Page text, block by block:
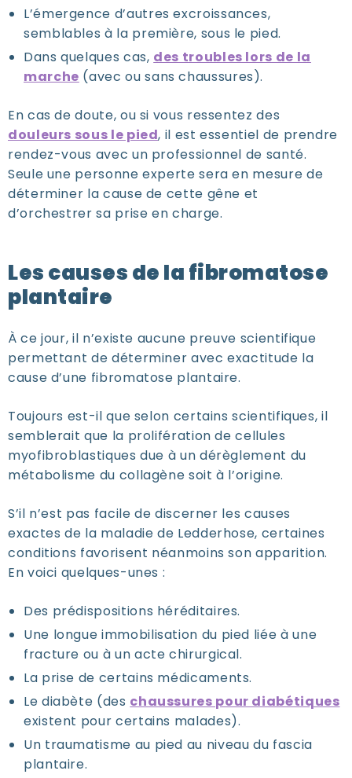
L’émergence d’autres excroissances,
semblables à la première, sous le pied.
Dans quelques cas, des troubles lors de la
marche (avec ou sans chaussures).
En cas de doute, ou si vous ressentez des
douleurs sous le pied, il est essentiel de prendre
rendez-vous avec un professionnel de santé.
Seule une personne experte sera en mesure de
déterminer la cause de cette gêne et
d’orchestrer sa prise en charge.
Les causes de la fibromatose
plantaire
À ce jour, il n’existe aucune preuve scientifique
permettant de déterminer avec exactitude la
cause d’une fibromatose plantaire.
Toujours est-il que selon certains scientifiques, il
semblerait que la prolifération de cellules
myofibroblastiques due à un dérèglement du
métabolisme du collagène soit à l’origine.
S’il n’est pas facile de discerner les causes
exactes de la maladie de Ledderhose, certaines
conditions favorisent néanmoins son apparition.
En voici quelques-unes :
Des prédispositions héréditaires.
Une longue immobilisation du pied liée à une
fracture ou à un acte chirurgical.
La prise de certains médicaments.
Le diabète (des chaussures pour diabétiques
existent pour certains malades).
Un traumatisme au pied au niveau du fascia
plantaire.